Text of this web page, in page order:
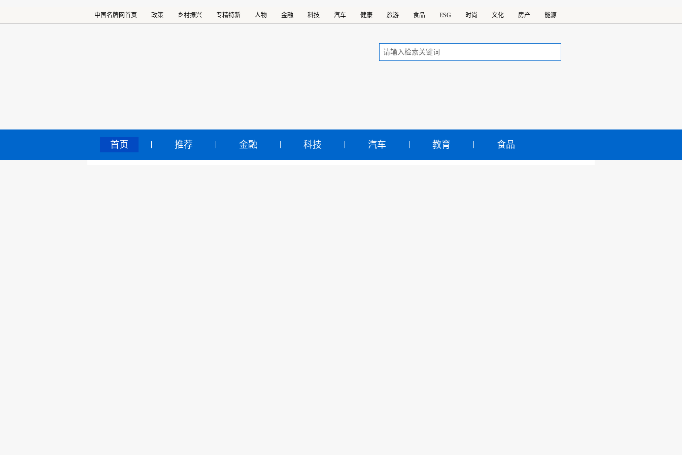
中国名牌网首页 政策 乡村振兴 专精特新 人物 金融 科技 汽车 健康 旅游 食品 ESG 时尚 文化 房产 能源
首页 推荐 金融 科技 汽车 教育 食品